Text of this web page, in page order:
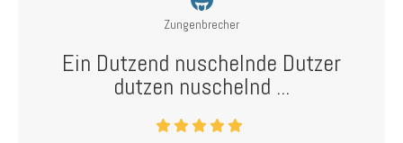
Zungenbrecher
Ein Dutzend nuschelnde Dutzer
dutzen nuschelnd ...